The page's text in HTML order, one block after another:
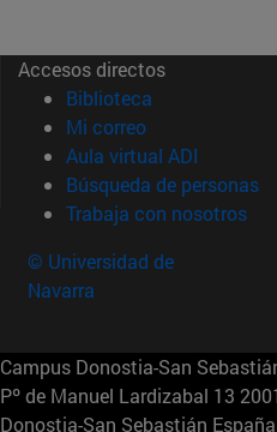
Accesos directos
Biblioteca (abre en
Mi correo(abre en nueva
Aula virtual ADI (abre
Búsqueda de personas
Trabaja con nosotros
© Universidad de
Navarra
Campus Donostia-San
Pº de Manuel Lardizabal 13
Donostia-San Sebastián España